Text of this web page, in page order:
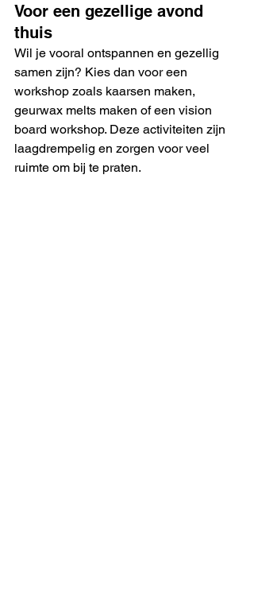
Voor een gezellige avond
thuis
Wil je vooral ontspannen en gezellig
samen zijn? Kies dan voor een
workshop zoals kaarsen maken,
geurwax melts maken of een vision
board workshop. Deze activiteiten zijn
laagdrempelig en zorgen voor veel
ruimte om bij te praten.